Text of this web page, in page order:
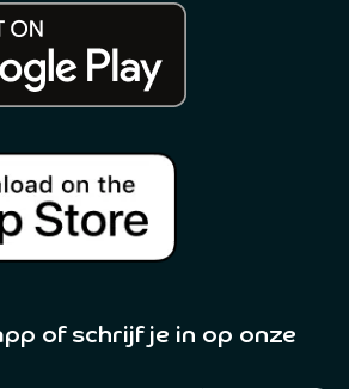
of schrijf je in op onze